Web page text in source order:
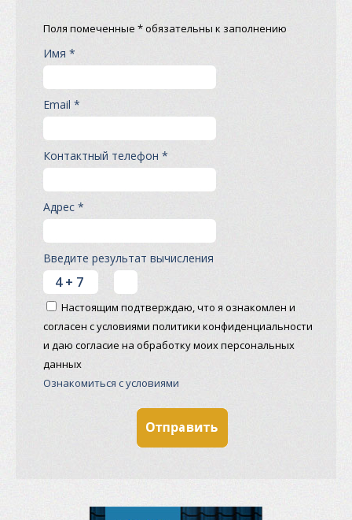
Поля помеченные * обязательны к заполнению
Имя *
Email *
Контактный телефон *
Адрес *
Введите результат вычисления
Настоящим подтверждаю, что я ознакомлен и
согласен с условиями политики конфиденциальности
и даю согласие на обработку моих персональных
данных
Ознакомиться с условиями